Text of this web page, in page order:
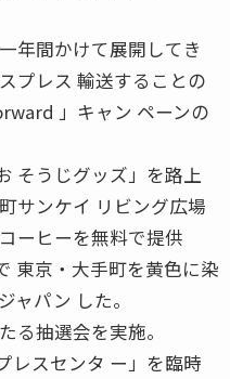
年間かけて展開してき
プレス 輸送することの
」キャン ペーンの
そうじグッズ」を路上
サンケイ リビング広場
ーヒーを無料で提供
東京・大手町を黄色に染
ャパン した。
る抽選会を実施。
レスセンタ ー」を臨時